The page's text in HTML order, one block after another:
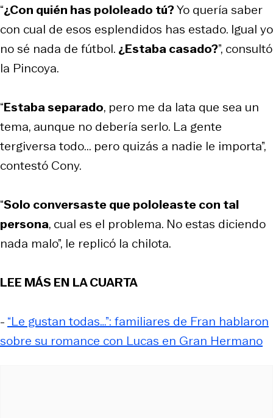
“¿Con quién has pololeado tú?Yo quería saber
con cual de esos esplendidos has estado. Igual yo
no sé nada de fútbol. ¿Estaba casado?”, consultó
la Pincoya.
“Estaba separado, pero me da lata que sea un
tema, aunque no debería serlo. La gente
tergiversa todo... pero quizás a nadie le importa”,
contestó Cony.
“Solo conversaste que pololeaste con tal
persona, cual es el problema. No estas diciendo
nada malo”, le replicó la chilota.
LEE MÁS EN LA CUARTA
- “Le gustan todas…”: familiares de Fran hablaron
sobre su romance con Lucas en Gran Hermano